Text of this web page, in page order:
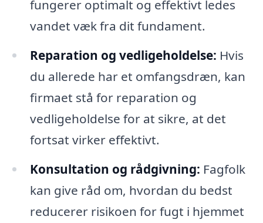
fungerer optimalt og effektivt ledes
vandet væk fra dit fundament.
Reparation og vedligeholdelse: Hvis
du allerede har et omfangsdræn, kan
firmaet stå for reparation og
vedligeholdelse for at sikre, at det
fortsat virker effektivt.
Konsultation og rådgivning: Fagfolk
kan give råd om, hvordan du bedst
reducerer risikoen for fugt i hjemmet